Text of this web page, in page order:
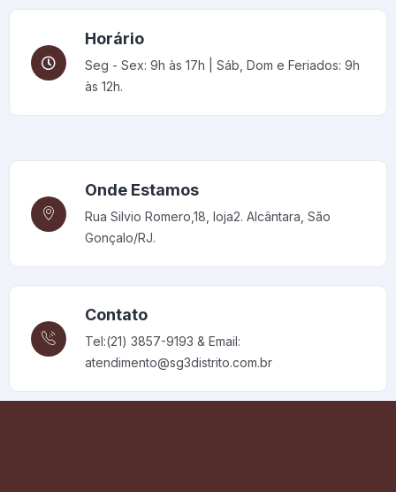
Horário
Seg - Sex: 9h às 17h | Sáb, Dom e Feriados: 9h
às 12h.
Onde Estamos
Rua Silvio Romero,18, loja2. Alcântara, São
Gonçalo/RJ.
Contato
Tel:(21) 3857-9193 & Email:
atendimento@sg3distrito.com.br